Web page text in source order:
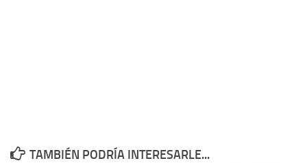
TAMBIÉN PODRÍA INTERESARLE...